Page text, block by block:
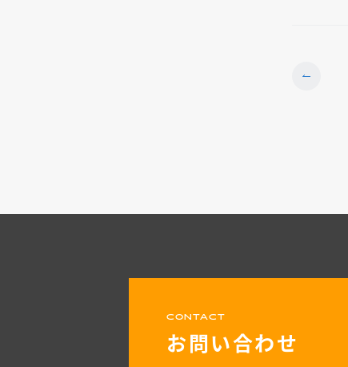
CONTACT
お問い合わせ